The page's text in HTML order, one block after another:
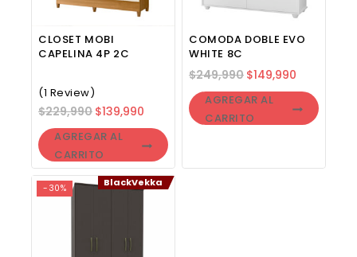
CLOSET MOBI
CAPELINA 4P 2C
(1 Review)
$229,990 $139,990
AGREGAR AL
CARRITO
COMODA DOBLE EVO
WHITE 8C
$249,990 $149,990
AGREGAR AL
CARRITO
-30% BlackVekka